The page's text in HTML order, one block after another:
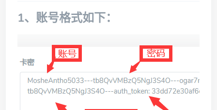
1、账号格式如下：